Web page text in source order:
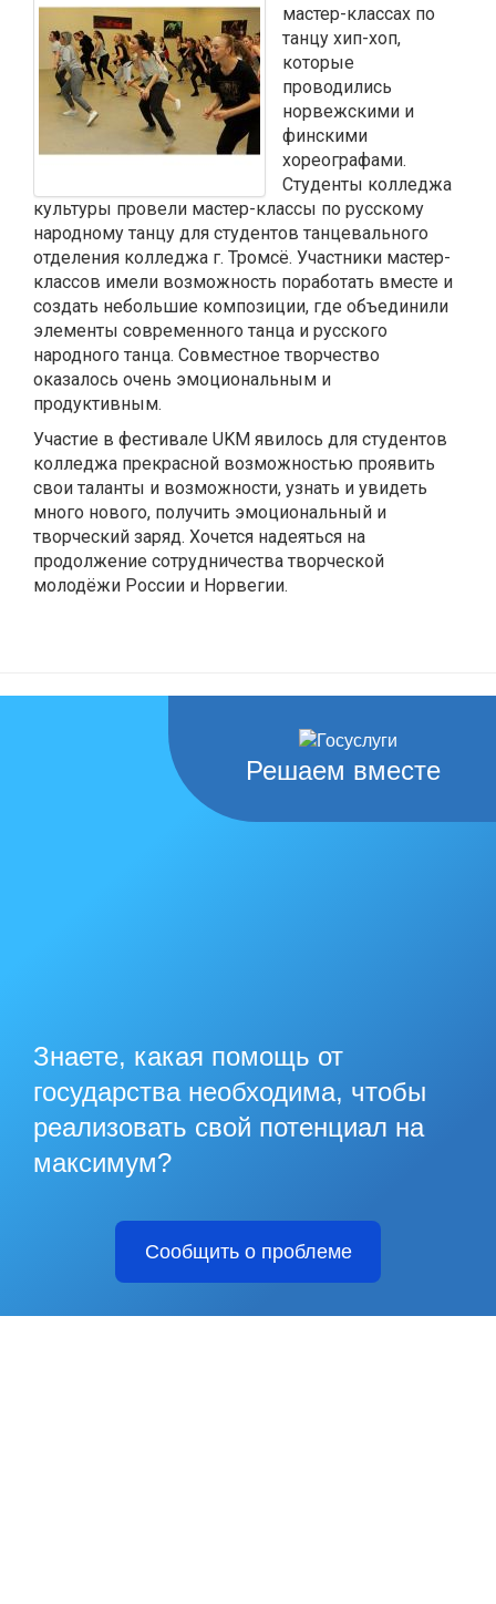
мастер-классах по
танцу хип-хоп,
которые
проводились
норвежскими и
финскими
хореографами.
Студенты колледжа
культуры провели мастер-классы по русскому
народному танцу для студентов танцевального
отделения колледжа г. Тромсё. Участники мастер-
классов имели возможность поработать вместе и
создать небольшие композиции, где объединили
элементы современного танца и русского
народного танца. Совместное творчество
оказалось очень эмоциональным и
продуктивным.
Участие в фестивале UKM явилось для студентов
колледжа прекрасной возможностью проявить
свои таланты и возможности, узнать и увидеть
много нового, получить эмоциональный и
творческий заряд. Хочется надеяться на
продолжение сотрудничества творческой
молодёжи России и Норвегии.
Решаем вместе
Знаете, какая помощь от
государства необходима, чтобы
реализовать свой потенциал на
максимум?
Сообщить о проблеме